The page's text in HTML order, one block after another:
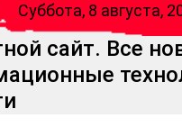
Суббота, 8 августа,
сайт. Все